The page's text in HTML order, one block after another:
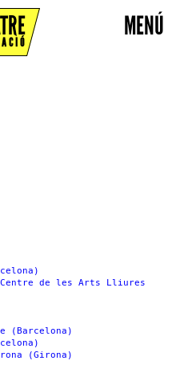
MENÚ
Centre de les Arts Lliures
(Barcelona)
(Girona)